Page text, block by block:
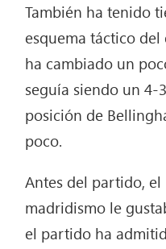
También ha tenido
esquema táctico
ha cambiado un
seguía siendo un 4-
posición de
poco.
Antes del partido,
madridismo le
el partido ha